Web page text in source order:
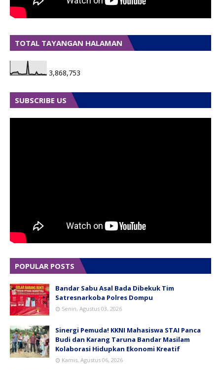
TOTAL TAYANGAN HALAMAN
3,868,753
SUBSCRIBE US
POPULAR POSTS
Bandar Sabu Asal Bada Dibekuk Tim
Satresnarkoba Polres Dompu
Senin, Agustus 03, 2026
Sinergi Pemuda! KKNI Mahasiswa STAI Panca
Budi dan Karang Taruna Bandar Masilam
Kolaborasi Hidupkan Ekonomi Kreatif
Kamis, Agustus 06, 2026